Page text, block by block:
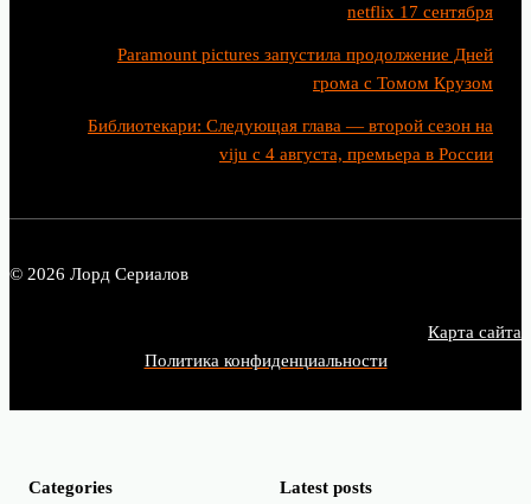
netflix 17 сентября
Paramount pictures запустила продолжение Дней
грома с Томом Крузом
Библиотекари: Следующая глава — второй сезон на
viju с 4 августа, премьера в России
© 2026 Лорд Сериалов
Карта сайта
Политика конфиденциальности
Categories Latest posts